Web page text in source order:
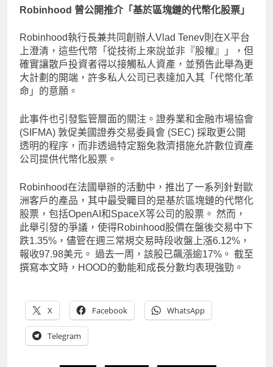
Robinhood 曾公開推介「基於區塊鏈的代幣化股票」
Robinhood執行長兼共同創辦人Vlad Tenev則在X平台
上澄清，這些代幣「從技術上來說並非『股權』」，但
確實讓散戶投資者得以接觸私人資產，並預告此舉為更
大計劃的開端，許多私人公司已表達加入其「代幣化革
命」的意願。
此事件也引發監管層面的關注。證券業和金融市場協會
(SIFMA) 敦促美國證券交易委員會 (SEC) 採取更公開
透明的程序，而非透過特定豁免救濟措施允許數位資產
公司提供代幣化股票。
Robinhood在法國舉辦的活動中，推出了一系列針對歐
洲客戶的產品，其中最受矚目的是基於區塊鏈的代幣化
股票，包括OpenAI和SpaceX等公司的股票。 然而，
此舉引發的爭議，使得Robinhood股價在盤後交易中下
跌1.35%，儘管在週三常規交易時段收盤上漲6.12%，
報收97.98美元。 過去一周，該股已飆漲逾17%。 截至
撰寫本文時，HOOD的動能和成長分數均表現強勁。
X Facebook WhatsApp
Telegram